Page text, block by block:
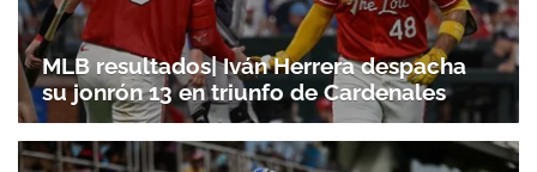
MLB resultados| Iván Herrera despacha
su jonrón 13 en triunfo de Cardenales